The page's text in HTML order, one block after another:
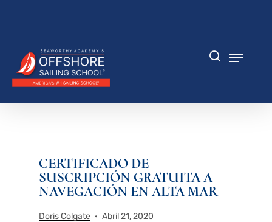
principal
CERTIFICADO DE
SUSCRIPCIÓN GRATUITA A
NAVEGACIÓN EN ALTA MAR
Doris Colgate Abril 21, 2020
menú